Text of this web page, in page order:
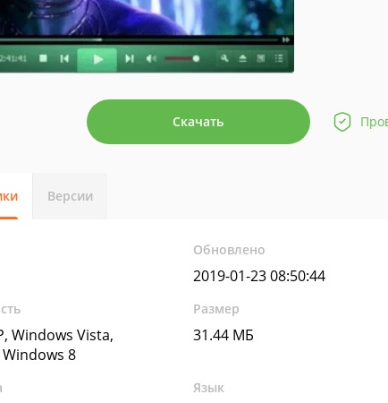
Скачать
Версии
Обновлено
2019-01-23 08:50:44
Windows Vista,
8
Размер
31.44 МБ
Язык